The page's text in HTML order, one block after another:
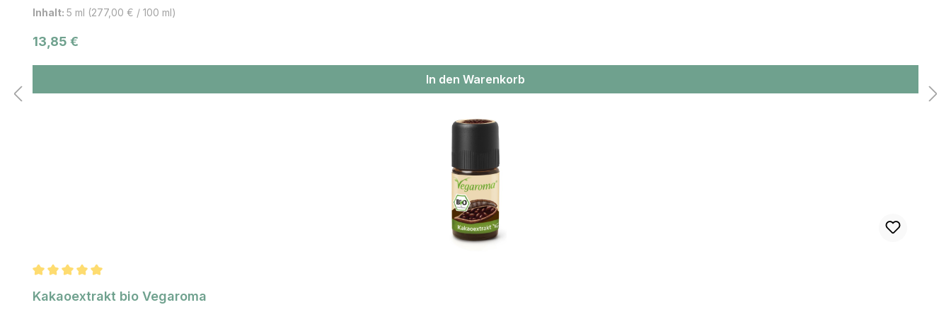
Inhalt: 5 ml (277,00 € / 100 ml)
Regulärer Preis:
13,85 €
In den Warenkorb
Kakaoextrakt bio Vegaroma